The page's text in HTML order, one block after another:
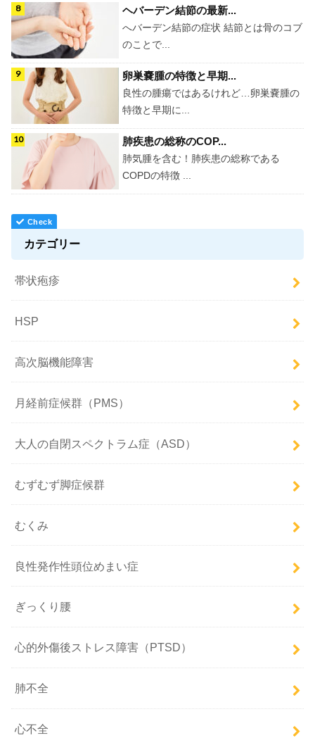
ヘバーデン結節の最新...
へバーデン結節の症状 結節とは骨のコブ
のことで...
卵巣嚢腫の特徴と早期...
良性の腫瘍ではあるけれど…卵巣嚢腫の
特徴と早期に...
肺疾患の総称のCOP...
肺気腫を含む！肺疾患の総称である
COPDの特徴 ...
カテゴリー
帯状疱疹
HSP
高次脳機能障害
月経前症候群（PMS）
大人の自閉スペクトラム症（ASD）
むずむず脚症候群
むくみ
良性発作性頭位めまい症
ぎっくり腰
心的外傷後ストレス障害（PTSD）
肺不全
心不全